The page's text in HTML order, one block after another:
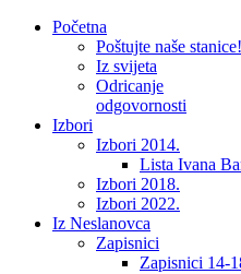
Početna
Poštujte naše stanice!
Iz svijeta
Odricanje
odgovornosti
Izbori
Izbori 2014.
Lista Ivana
Izbori 2018.
Izbori 2022.
Iz Neslanovca
Zapisnici
Zapisnici 14-